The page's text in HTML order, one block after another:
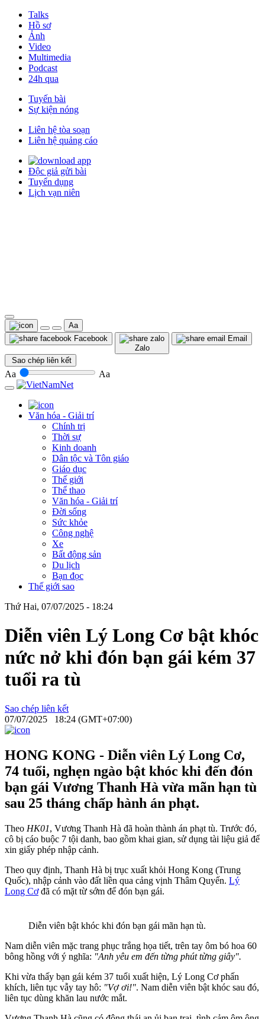
Talks
Hồ sơ
Ảnh
Video
Multimedia
Podcast
24h qua
Tuyến bài
Sự kiện nóng
Liên hệ tòa soạn
Liên hệ quảng cáo
Độc giả gửi bài
Tuyển dụng
Lịch vạn niên
Aa
Facebook
Zalo
Email
Sao chép liên kết
Aa Aa
Văn hóa - Giải trí
Chính trị
Thời sự
Kinh doanh
Dân tộc và Tôn giáo
Giáo dục
Thế giới
Thể thao
Văn hóa - Giải trí
Đời sống
Sức khỏe
Công nghệ
Xe
Bất động sản
Du lịch
Bạn đọc
Thế giới sao
Thứ Hai, 07/07/2025 - 18:24
Diễn viên Lý Long Cơ bật khóc
nức nở khi đón bạn gái kém 37
tuổi ra tù
Sao chép liên kết
07/07/2025 18:24 (GMT+07:00)
HONG KONG - Diễn viên Lý Long Cơ,
74 tuổi, nghẹn ngào bật khóc khi đến đón
bạn gái Vương Thanh Hà vừa mãn hạn tù
sau 25 tháng chấp hành án phạt.
Theo HK01, Vương Thanh Hà đã hoàn thành án phạt tù. Trước đó,
cô bị cáo buộc 7 tội danh, bao gồm khai gian, sử dụng tài liệu giả để
xin giấy phép nhập cảnh.
Theo quy định, Thanh Hà bị trục xuất khỏi Hong Kong (Trung
Quốc), nhập cảnh vào đất liền qua cảng vịnh Thâm Quyến. Lý
Long Cơđã có mặt từ sớm để đón bạn gái.
Diễn viên bật khóc khi đón bạn gái mãn hạn tù.
Nam diễn viên mặc trang phục trắng họa tiết, trên tay ôm bó hoa 60
bông hồng với ý nghĩa: "Anh yêu em đến từng phút từng giây".
Khi vừa thấy bạn gái kém 37 tuổi xuất hiện, Lý Long Cơ phấn
khích, liên tục vẫy tay hô: "Vợ ơi!". Nam diễn viên bật khóc sau đó,
liên tục dùng khăn lau nước mắt.